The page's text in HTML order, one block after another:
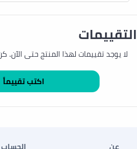
التقييمات
لا يوجد تقييمات لهذا المنتج حتى الآن.
عن الحساب